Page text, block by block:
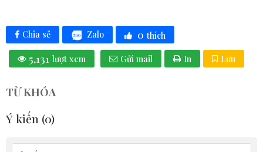
Chia sẻ Zalo 0 thích
5,131 lượt xem Gửi mail In Lưu
TỪ KHÓA
Ý kiến (0)